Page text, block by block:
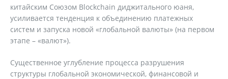
китайским Союзом Blockchain диджитального юаня,
усиливается тенденция к объединению платежных
систем и запуска новой «глобальной валюты» (на первом
этапе – «валют»).
Существенное углубление процесса разрушения
структуры глобальной экономической, финансовой и